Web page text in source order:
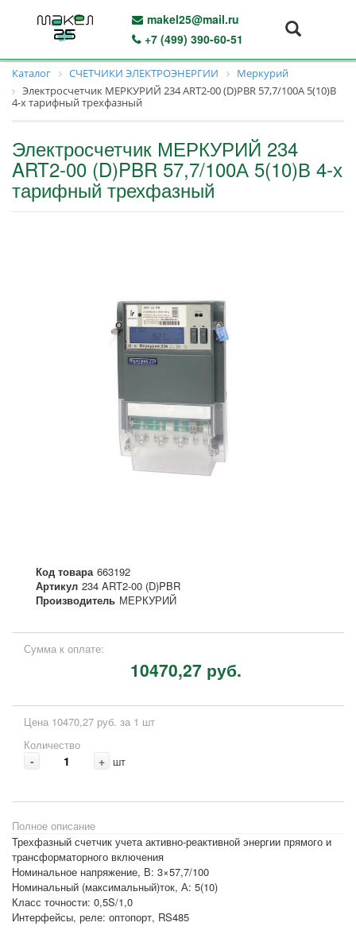
makel25@mail.ru
+7 (499) 390-60-51
Каталог СЧЕТЧИКИ ЭЛЕКТРОЭНЕРГИИ
Меркурий
Электросчетчик МЕРКУРИЙ 234 ART2-00 (D)PBR 57,7/100А 5(10)В
4-х тарифный трехфазный
Электросчетчик МЕРКУРИЙ 234
ART2-00 (D)PBR 57,7/100А 5(10)В 4-х
тарифный трехфазный
Код товара 663192
Артикул 234 ART2-00 (D)PBR
Производитель МЕРКУРИЙ
Сумма к оплате:
10470,27 руб.
Цена 10470,27 руб. за 1 шт
Количество
- + шт
Полное описание
Трехфазный счетчик учета активно-реактивной энергии прямого и
трансформаторного включения
Номинальное напряжение, В: 3×57,7/100
Номинальный (максимальный)ток, А: 5(10)
Класс точности: 0,5S/1,0
Интерфейсы, реле: оптопорт, RS485